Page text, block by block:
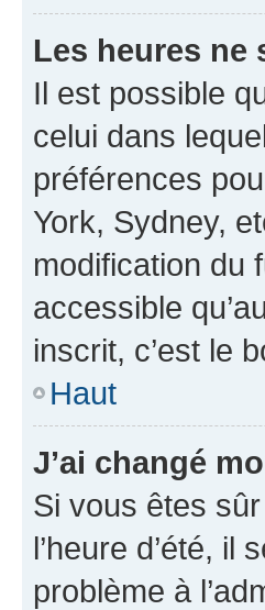
Les heures ne
Il est possible
celui dans
préférences
York, Sydney,
modification du
accessible
inscrit, c’est le
Haut
J’ai changé
Si vous êtes
l’heure d’été, il
problème à